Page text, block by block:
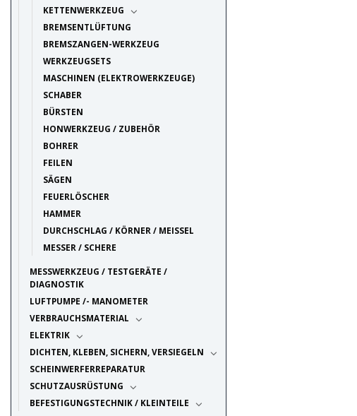
KETTENWERKZEUG
BREMSENTLÜFTUNG
BREMSZANGEN-WERKZEUG
WERKZEUGSETS
MASCHINEN (ELEKTROWERKZEUGE)
SCHABER
BÜRSTEN
HONWERKZEUG / ZUBEHÖR
BOHRER
FEILEN
SÄGEN
FEUERLÖSCHER
HAMMER
DURCHSCHLAG / KÖRNER / MEISSEL
MESSER / SCHERE
MESSWERKZEUG / TESTGERÄTE /
DIAGNOSTIK
LUFTPUMPE /- MANOMETER
VERBRAUCHSMATERIAL
ELEKTRIK
DICHTEN, KLEBEN, SICHERN, VERSIEGELN
SCHEINWERFERREPARATUR
SCHUTZAUSRÜSTUNG
BEFESTIGUNGSTECHNIK / KLEINTEILE